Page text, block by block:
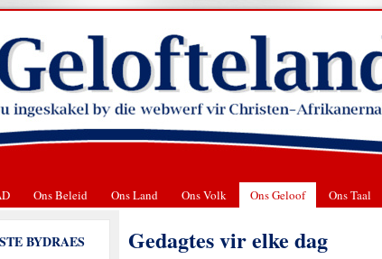
Ons Beleid Ons Land Ons Volk Ons Geloof Ons Taal
BYDRAES Gedagtes vir elke dag